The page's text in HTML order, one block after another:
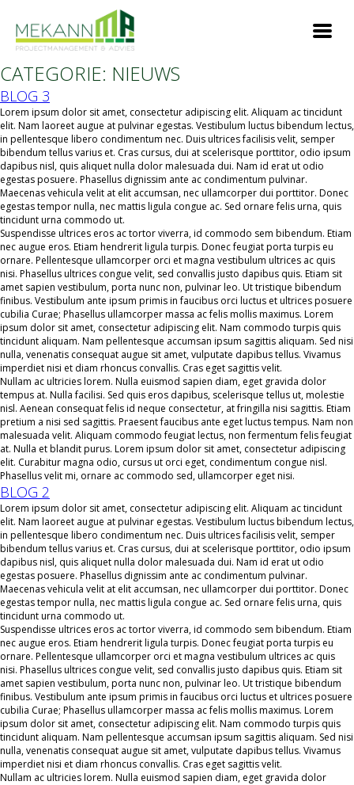
CATEGORIE: NIEUWS
BLOG 3
Lorem ipsum dolor sit amet, consectetur adipiscing elit. Aliquam ac tincidunt
elit. Nam laoreet augue at pulvinar egestas. Vestibulum luctus bibendum lectus,
in pellentesque libero condimentum nec. Duis ultrices facilisis velit, semper
bibendum tellus varius et. Cras cursus, dui at scelerisque porttitor, odio ipsum
dapibus nisl, quis aliquet nulla dolor malesuada dui. Nam id erat ut odio
egestas posuere. Phasellus dignissim ante ac condimentum pulvinar.
Maecenas vehicula velit at elit accumsan, nec ullamcorper dui porttitor. Donec
egestas tempor nulla, nec mattis ligula congue ac. Sed ornare felis urna, quis
tincidunt urna commodo ut.
Suspendisse ultrices eros ac tortor viverra, id commodo sem bibendum. Etiam
nec augue eros. Etiam hendrerit ligula turpis. Donec feugiat porta turpis eu
ornare. Pellentesque ullamcorper orci et magna vestibulum ultrices ac quis
nisi. Phasellus ultrices congue velit, sed convallis justo dapibus quis. Etiam sit
amet sapien vestibulum, porta nunc non, pulvinar leo. Ut tristique bibendum
finibus. Vestibulum ante ipsum primis in faucibus orci luctus et ultrices posuere
cubilia Curae; Phasellus ullamcorper massa ac felis mollis maximus. Lorem
ipsum dolor sit amet, consectetur adipiscing elit. Nam commodo turpis quis
tincidunt aliquam. Nam pellentesque accumsan ipsum sagittis aliquam. Sed nisi
nulla, venenatis consequat augue sit amet, vulputate dapibus tellus. Vivamus
imperdiet nisi et diam rhoncus convallis. Cras eget sagittis velit.
Nullam ac ultricies lorem. Nulla euismod sapien diam, eget gravida dolor
tempus at. Nulla facilisi. Sed quis eros dapibus, scelerisque tellus ut, molestie
nisl. Aenean consequat felis id neque consectetur, at fringilla nisi sagittis. Etiam
pretium a nisi sed sagittis. Praesent faucibus ante eget luctus tempus. Nam non
malesuada velit. Aliquam commodo feugiat lectus, non fermentum felis feugiat
at. Nulla et blandit purus. Lorem ipsum dolor sit amet, consectetur adipiscing
elit. Curabitur magna odio, cursus ut orci eget, condimentum congue nisl.
Phasellus velit mi, ornare ac commodo sed, ullamcorper eget nisi.
BLOG 2
Lorem ipsum dolor sit amet, consectetur adipiscing elit. Aliquam ac tincidunt
elit. Nam laoreet augue at pulvinar egestas. Vestibulum luctus bibendum lectus,
in pellentesque libero condimentum nec. Duis ultrices facilisis velit, semper
bibendum tellus varius et. Cras cursus, dui at scelerisque porttitor, odio ipsum
dapibus nisl, quis aliquet nulla dolor malesuada dui. Nam id erat ut odio
egestas posuere. Phasellus dignissim ante ac condimentum pulvinar.
Maecenas vehicula velit at elit accumsan, nec ullamcorper dui porttitor. Donec
egestas tempor nulla, nec mattis ligula congue ac. Sed ornare felis urna, quis
tincidunt urna commodo ut.
Suspendisse ultrices eros ac tortor viverra, id commodo sem bibendum. Etiam
nec augue eros. Etiam hendrerit ligula turpis. Donec feugiat porta turpis eu
ornare. Pellentesque ullamcorper orci et magna vestibulum ultrices ac quis
nisi. Phasellus ultrices congue velit, sed convallis justo dapibus quis. Etiam sit
amet sapien vestibulum, porta nunc non, pulvinar leo. Ut tristique bibendum
finibus. Vestibulum ante ipsum primis in faucibus orci luctus et ultrices posuere
cubilia Curae; Phasellus ullamcorper massa ac felis mollis maximus. Lorem
ipsum dolor sit amet, consectetur adipiscing elit. Nam commodo turpis quis
tincidunt aliquam. Nam pellentesque accumsan ipsum sagittis aliquam. Sed nisi
nulla, venenatis consequat augue sit amet, vulputate dapibus tellus. Vivamus
imperdiet nisi et diam rhoncus convallis. Cras eget sagittis velit.
Nullam ac ultricies lorem. Nulla euismod sapien diam, eget gravida dolor